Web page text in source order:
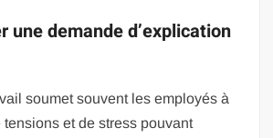
une demande d’explication
soumet souvent les employés à
tensions et de stress pouvant